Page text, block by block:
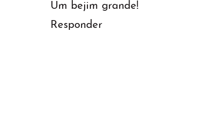
Um bejim grande!
Responder